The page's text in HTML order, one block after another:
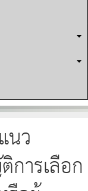
ว
ารเลือก